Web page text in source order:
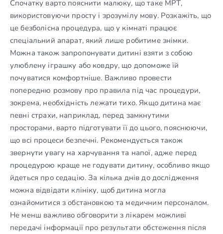
Спочатку варто пояснити малюку, що таке МРТ,
використовуючи просту і зрозумілу мову. Розкажіть, що
це безболісна процедура, що у кімнаті працює
спеціальний апарат, який лише робитиме знімки.
Можна також запропонувати дитині взяти з собою
улюблену іграшку або ковдру, що допоможе їй
почуватися комфортніше. Важливо провести
попередню розмову про правила під час процедури,
зокрема, необхідність лежати тихо. Якщо дитина має
певні страхи, наприклад, перед замкнутими
просторами, варто підготувати її до цього, пояснюючи,
що всі процеси безпечні. Рекомендується також
звернути увагу на харчування та напої, адже перед
процедурою краще не годувати дитину, особливо якщо
йдеться про седацію. За кілька днів до дослідження
можна відвідати клініку, щоб дитина могла
ознайомитися з обстановкою та медичним персоналом.
Не менш важливо обговорити з лікарем можливі
передачі інформації про результати обстеження після